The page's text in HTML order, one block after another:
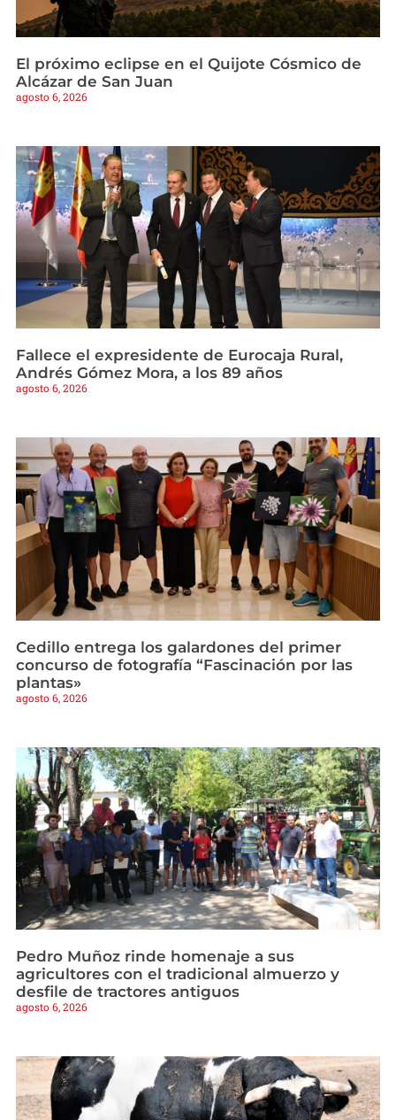
El próximo eclipse en el Quijote Cósmico de
Alcázar de San Juan
agosto 6, 2026
Fallece el expresidente de Eurocaja Rural,
Andrés Gómez Mora, a los 89 años
agosto 6, 2026
Cedillo entrega los galardones del primer
concurso de fotografía “Fascinación por las
plantas»
agosto 6, 2026
Pedro Muñoz rinde homenaje a sus
agricultores con el tradicional almuerzo y
desfile de tractores antiguos
agosto 6, 2026